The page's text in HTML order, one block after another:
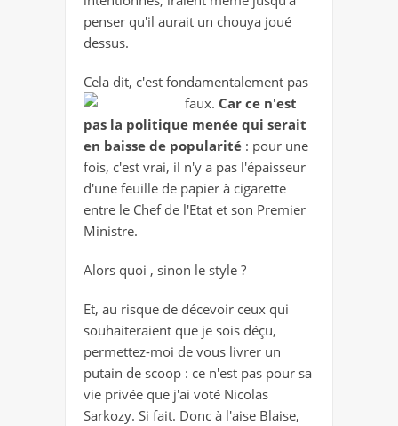
penser qu'il aurait un chouya joué
dessus.
Cela dit, c'est fondamentalement pas
faux. Car ce n'est
pas la politique menée qui serait
en baisse de popularité : pour une
fois, c'est vrai, il n'y a pas l'épaisseur
d'une feuille de papier à cigarette
entre le Chef de l'Etat et son Premier
Ministre.
Alors quoi , sinon le style ?
Et, au risque de décevoir ceux qui
souhaiteraient que je sois déçu,
permettez-moi de vous livrer un
putain de scoop : ce n'est pas pour sa
vie privée que j'ai voté Nicolas
Sarkozy. Si fait. Donc à l'aise Blaise,